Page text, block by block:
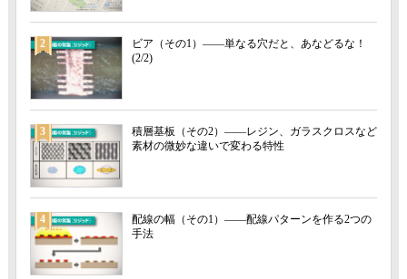
2
ビア（その1）――単なる穴だと、あなどるな！
(2/2)
3
積層基板（その2）――レジン、ガラスクロスなど
素材の微妙な違いで変わる特性
4
配線の幅（その1）――配線パターンを作る2つの
手法